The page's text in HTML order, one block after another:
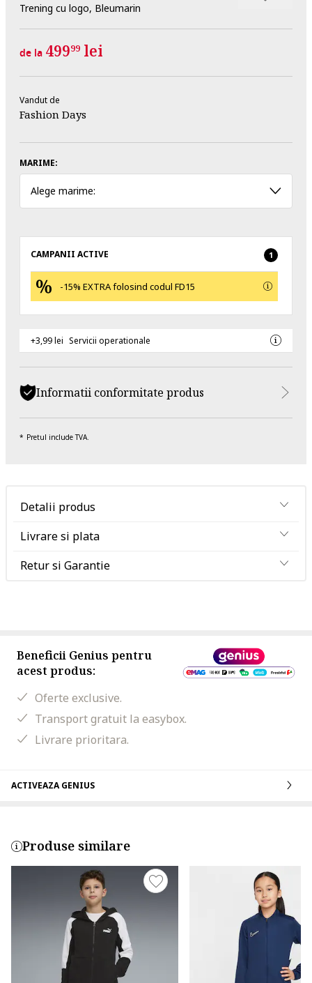
Trening cu logo, Bleumarin
de la 49999 lei
Vandut de
Fashion Days
MARIME:
Alege marime:
CAMPANII ACTIVE 1
-15% EXTRA folosind codul FD15
+3,99 lei Servicii operationale
Informatii conformitate produs
Pretul include TVA.
Detalii produs
Livrare si plata
Retur si Garantie
Beneficii Genius pentru
acest produs:
Oferte exclusive.
Transport gratuit la easybox.
Livrare prioritara.
ACTIVEAZA GENIUS
Produse similare